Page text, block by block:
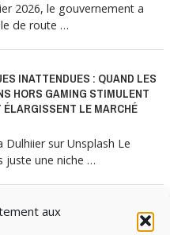
aux
2026, le gouvernement a
de route …
INATTENDUES : QUAND LES
HORS GAMING STIMULENT
ÉLARGISSENT LE MARCHÉ
sur Unsplash Le
juste une niche …
: ANATOMIE D’UNE
GAGNANTE